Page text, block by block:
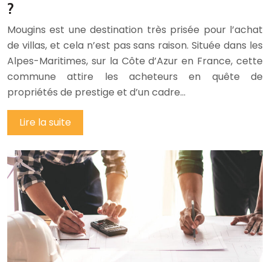
?
Mougins est une destination très prisée pour l’achat
de villas, et cela n’est pas sans raison. Située dans les
Alpes-Maritimes, sur la Côte d’Azur en France, cette
commune attire les acheteurs en quête de
propriétés de prestige et d’un cadre…
Lire la suite